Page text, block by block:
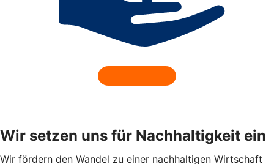
Wir setzen uns für Nachhaltigkeit ein
Wir fördern den Wandel zu einer nachhaltigen Wirtschaft